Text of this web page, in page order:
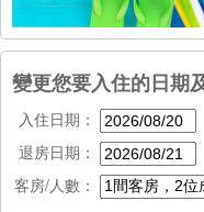
變更您要入住的日期
入住日期：
退房日期：
客房/人數：